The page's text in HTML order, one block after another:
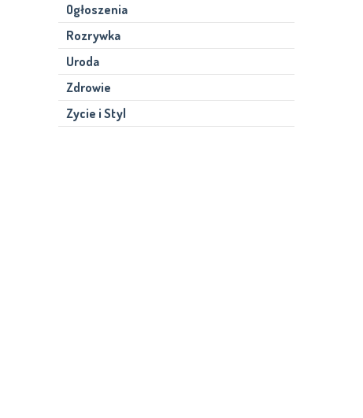
Ogłoszenia
Rozrywka
Uroda
Zdrowie
Zycie i Styl